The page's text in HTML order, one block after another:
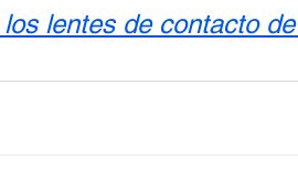
lentes de contacto de